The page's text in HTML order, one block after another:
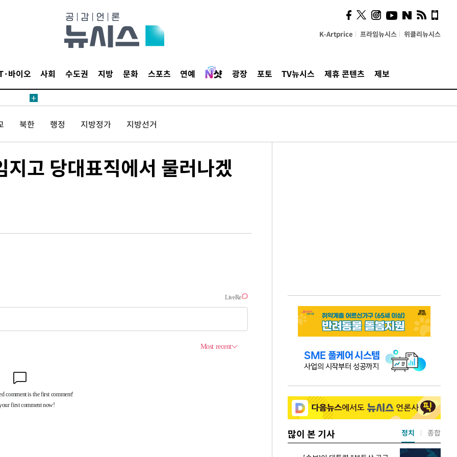
K-Artprice 프라임뉴시스 위클리뉴시스
바이오 사회 수도권 지방 문화 스포츠 연예 광장 포토 TV뉴시스 제휴 콘텐츠 제보
북한 행정 지방정가 지방선거
고 당대표직에서 물러나겠
많이 본 기사 정치 종합